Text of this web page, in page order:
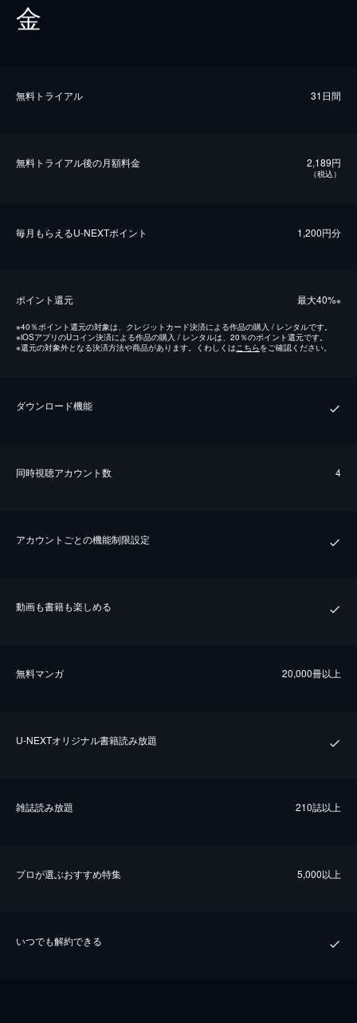
金
無料トライアル 31日間
無料トライアル後の⽉額料金 2,189円
（税込）
毎⽉もらえるU-NEXTポイント 1,200円分
ポイント還元 最⼤40%※
※40％ポイント還元の対象は、クレジットカード決済による作品の購入 / レンタルです。
※iOSアプリのUコイン決済による作品の購入 / レンタルは、20％のポイント還元です。
※還元の対象外となる決済方法や商品があります。くわしくはこちらをご確認ください。
ダウンロード機能
同時視聴アカウント数 4
アカウントごとの機能制限設定
動画も書籍も楽しめる
無料マンガ 20,000冊以上
U-NEXTオリジナル書籍読み放題
雑誌読み放題 210誌以上
プロが選ぶおすすめ特集 5,000以上
いつでも解約できる